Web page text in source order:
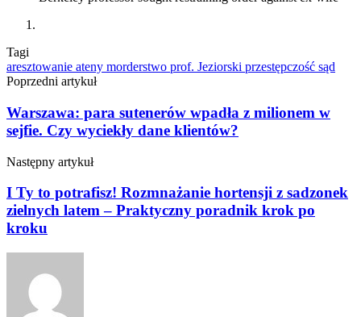
Tagi
aresztowanie ateny morderstwo prof. Jeziorski przestępczość sąd
Poprzedni artykuł
Warszawa: para sutenerów wpadła z milionem w
sejfie. Czy wyciekły dane klientów?
Następny artykuł
I Ty to potrafisz! Rozmnażanie hortensji z sadzonek
zielnych latem – Praktyczny poradnik krok po
kroku